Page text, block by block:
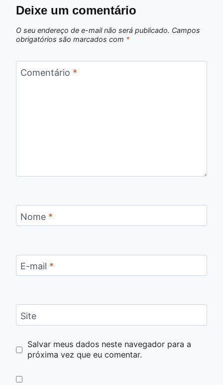
Deixe um comentário
O seu endereço de e-mail não será publicado. Campos
obrigatórios são marcados com *
Comentário *
Nome *
E-mail *
Site
Salvar meus dados neste navegador para a
próxima vez que eu comentar.